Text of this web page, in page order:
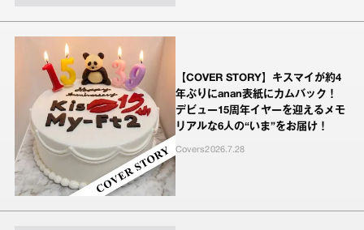
【COVER STORY】キスマイが約4
年ぶりにanan表紙にカムバック！
デビュー15周年イヤーを迎えるメモ
リアルな6人の“いま”をお届け！
Covers2026.7.28